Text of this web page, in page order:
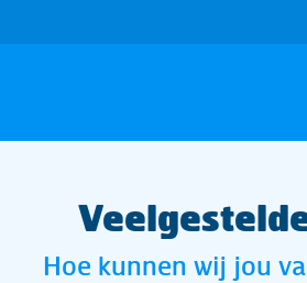
Hoe kunnen wij jou